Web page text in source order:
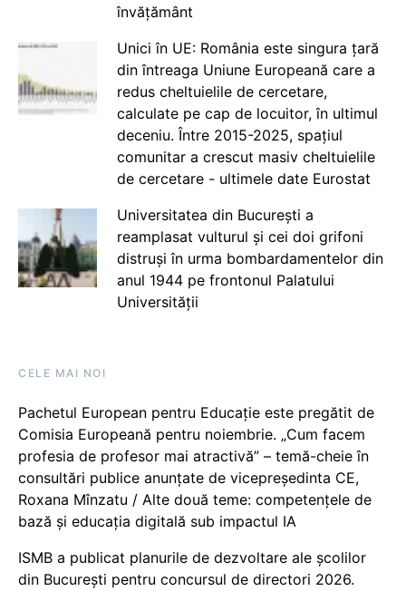
învățământ
Unici în UE: România este singura țară
din întreaga Uniune Europeană care a
redus cheltuielile de cercetare,
calculate pe cap de locuitor, în ultimul
deceniu. Între 2015-2025, spațiul
comunitar a crescut masiv cheltuielile
de cercetare - ultimele date Eurostat
Universitatea din București a
reamplasat vulturul și cei doi grifoni
distruși în urma bombardamentelor din
anul 1944 pe frontonul Palatului
Universității
CELE MAI NOI
Pachetul European pentru Educație este pregătit de
Comisia Europeană pentru noiembrie. „Cum facem
profesia de profesor mai atractivă” – temă-cheie în
consultări publice anunțate de vicepreședinta CE,
Roxana Mînzatu / Alte două teme: competențele de
bază și educația digitală sub impactul IA
ISMB a publicat planurile de dezvoltare ale școlilor
din București pentru concursul de directori 2026.